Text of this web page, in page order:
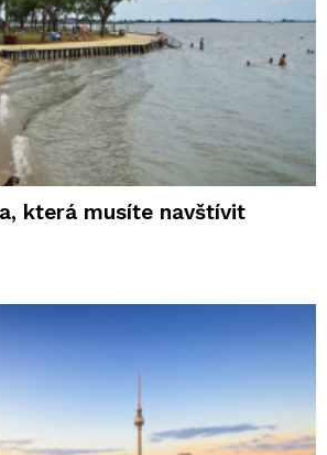
která musíte navštívit